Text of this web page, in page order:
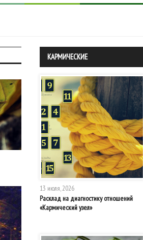
КАРМИЧЕСКИЕ
13 июля, 2026
Расклад на диагностику отношений
«Кармический узел»